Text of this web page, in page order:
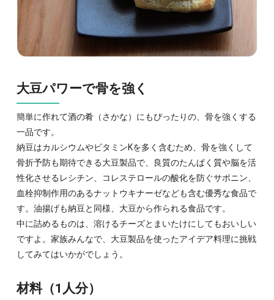
大豆パワーで骨を強く
簡単に作れて酒の肴（さかな）にもぴったりの、骨を強くする
一品です。
納豆はカルシウムやビタミンKを多く含むため、骨を強くして
骨折予防も期待できる大豆製品で、良質のたんぱく質や脳を活
性化させるレシチン、コレステロールの酸化を防ぐサポニン、
血栓抑制作用のあるナットウキナーゼなども含む優秀な食品で
す。油揚げも納豆と同様、大豆から作られる食品です。
中に詰めるものは、溶けるチーズとまいたけにしてもおいしい
ですよ。家族みんなで、大豆製品を使ったアイデア料理に挑戦
してみてはいかがでしょう。
材料（1人分）